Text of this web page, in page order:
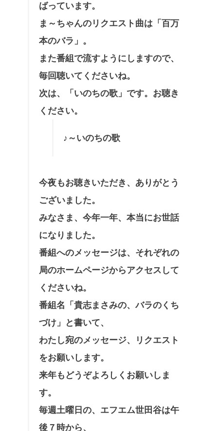
ばっています。
ま～ちゃんのリクエスト曲は「百万
本のバラ」。
また番組で流すようにしますので、
毎回聴いてくださいね。
次は、「いのちの歌」です。お聴き
ください。
♪～いのちの歌
今夜もお聴きいただき、ありがとう
ございました。
みなさま、今年一年、本当にお世話
になりました。
番組へのメッセージは、それぞれの
局のホームページからアクセスして
くださいね。
番組名「貴志まさみの、バラのくち
づけ」と書いて、
わたし宛のメッセージ、リクエスト
をお願いします。
来年もどうぞよろしくお願いしま
す。
毎週土曜日の、エフエム世田谷は午
後７時から、